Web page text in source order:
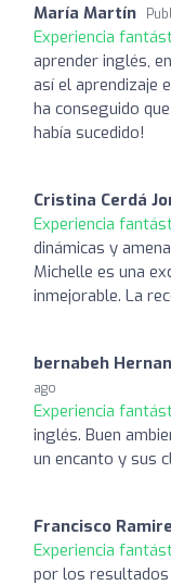
María Martín
Experiencia
aprender inglés,
así el aprendizaje
ha conseguido
había sucedido!
Cristina Cerdá
Experiencia
dinámicas y
Michelle es una
inmejorable. La
bernabeh
ago
Experiencia
inglés. Buen
un encanto y sus
Francisco
Experiencia
por los resultados